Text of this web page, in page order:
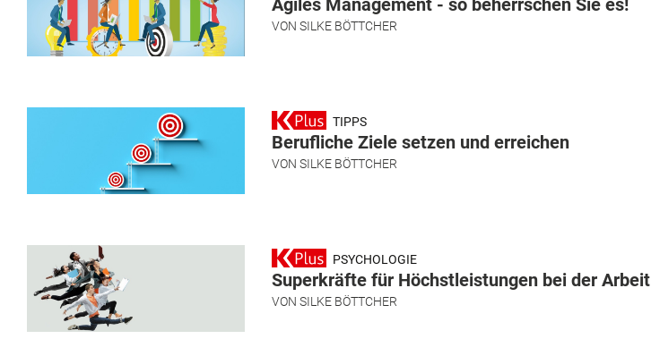
Agiles Management - so beherrschen Sie es!
VON SILKE BÖTTCHER
TIPPS
Berufliche Ziele setzen und erreichen
VON SILKE BÖTTCHER
PSYCHOLOGIE
Superkräfte für Höchstleistungen bei der Arbeit
VON SILKE BÖTTCHER